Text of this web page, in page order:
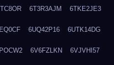
6T3R3AJM 6TKE2JE3
6UQ42P16 6UTK14DG
6V6FZLKN 6VJVHI57